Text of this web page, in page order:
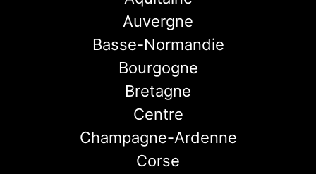
Auvergne
Basse-Normandie
Bourgogne
Bretagne
Centre
Champagne-Ardenne
Corse